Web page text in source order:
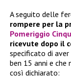
A seguito delle
rompere per la
Pomeriggio
ricevute dopo il
specificato di
ben 15 anni e che
così dichiarato: